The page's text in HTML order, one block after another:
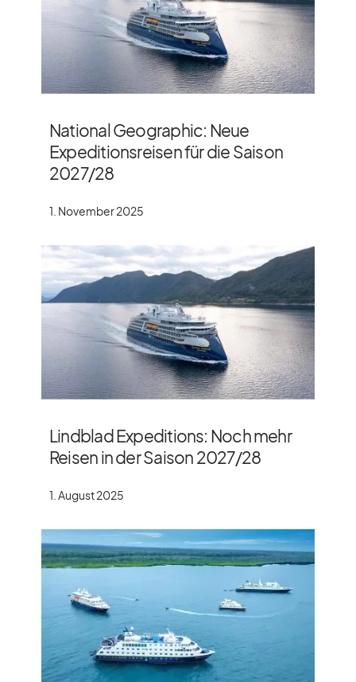
National Geographic: Neue
Expeditionsreisen für die Saison
2027/​28
1. November 2025
Lindblad Expeditions: Noch mehr
Reisen in der Saison 2027/​28
1. August 2025